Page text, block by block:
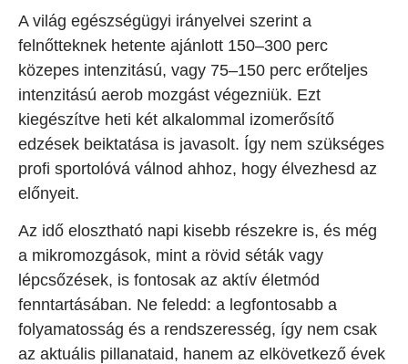
A világ egészségügyi irányelvei szerint a
felnőtteknek hetente ajánlott 150–300 perc
közepes intenzitású, vagy 75–150 perc erőteljes
intenzitású aerob mozgást végezniük. Ezt
kiegészítve heti két alkalommal izomerősítő
edzések beiktatása is javasolt. Így nem szükséges
profi sportolóvá válnod ahhoz, hogy élvezhesd az
előnyeit.
Az idő elosztható napi kisebb részekre is, és még
a mikromozgások, mint a rövid séták vagy
lépcsőzések, is fontosak az aktív életmód
fenntartásában. Ne feledd: a legfontosabb a
folyamatosság és a rendszeresség, így nem csak
az aktuális pillanataid, hanem az elkövetkező évek